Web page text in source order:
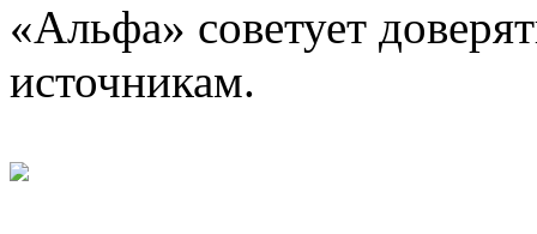
«Альфа» советует
источникам.